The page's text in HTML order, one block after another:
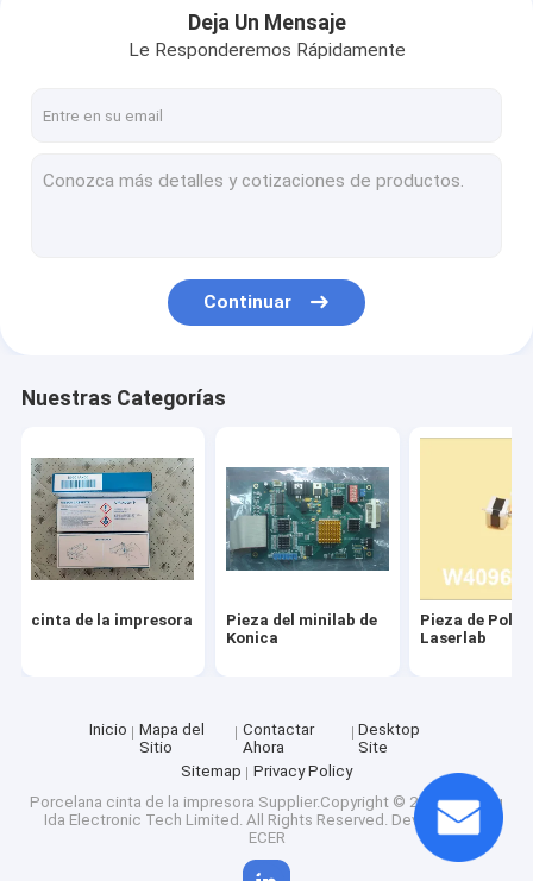
Deja Un Mensaje
Le Responderemos Rápidamente
Continuar
Nuestras Categorías
cinta de la impresora
Pieza del minilab de
Konica
Pieza de Poli
Laserlab
Inicio
Mapa del
Sitio
Contactar
Ahora
Desktop
Site
Sitemap
Privacy Policy
Porcelana cinta de la impresora Supplier.Copyright © 2025 Nanning
Ida Electronic Tech Limited. All Rights Reserved. Developed by
ECER